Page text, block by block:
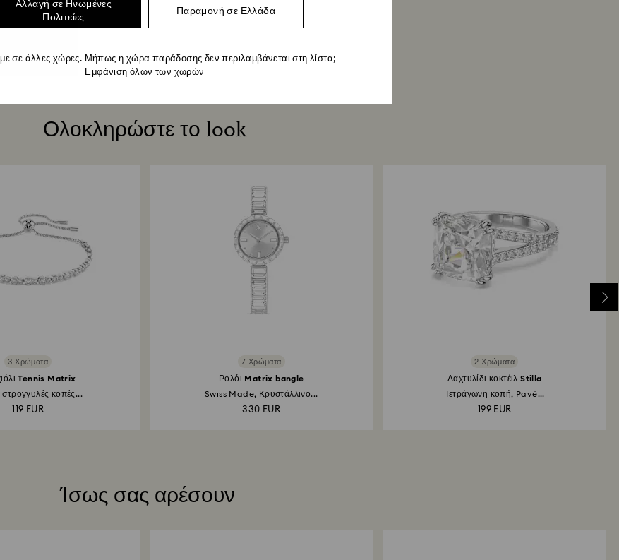
Ολοκληρώστε το look
3 Χρώματα
Tennis Matrix
στρογγυλές κοπές...
119 EUR
7 Χρώματα
Ρολόι Matrix bangle
Swiss Made, Κρυστάλλινο...
330 EUR
2 Χρώματα
Δαχτυλίδι κοκτέιλ Stilla
Τετράγωνη κοπή, Pavé...
199 EUR
Ίσως σας αρέσουν
Αλλαγή σε Ηνωμένες
Πολιτείες
Παραμονή σε Ελλάδα
σε άλλες χώρες. Μήπως η χώρα παράδοσης δεν περιλαμβάνεται στη λίστα;
Εμφάνιση όλων των χωρών